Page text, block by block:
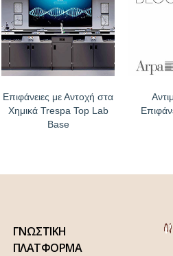
Επιφάνειες με Αντοχή στα
Χημικά Trespa Top Lab
Base
ΓΝΩΣΤΙΚΗ
ΠΛΑΤΦΟΡΜΑ